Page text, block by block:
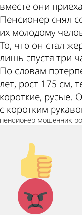
вместе они
Пенсионер снял
их молодому
То, что он стал
лишь спустя три
По словам
лет, рост 175 см,
короткие, русые.
с коротким
пенсионер мошенник
Палец
вверх!
0
Агрессия!